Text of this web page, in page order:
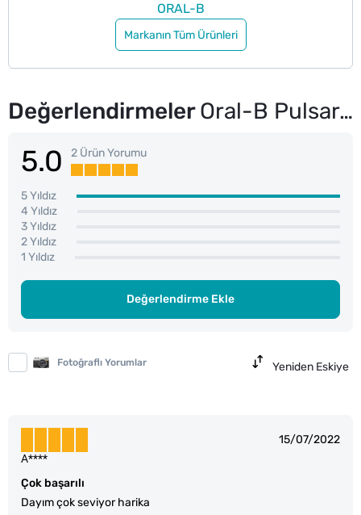
ORAL-B
Markanın Tüm Ürünleri
DeğerlendirmelerOral-B Pulsar Orta Diş Fırçası
5.0 2 Ürün Yorumu
5 Yıldız
4 Yıldız
3 Yıldız
2 Yıldız
1 Yıldız
Değerlendirme Ekle
Fotoğraflı Yorumlar Yeniden Eskiye
15/07/2022
Çok başarılı
Dayım çok seviyor harika
A****